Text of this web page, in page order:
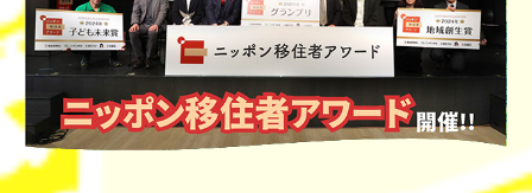
＜選考委員＞
選考委員長 林﨑 理
一般財団法人地域活性化センター 理事長／（公社）ふるさと回
帰・移住交流推進機構（JOIN-FURUSATO）業務執行理事
選考委員
【番組宛にメッセージをくださった群馬県出身の皆さま】
▼山本一太 群馬県知事
相模原市は横浜市、川崎市に次ぐ神奈川第３の都市。
人口72万人を抱える政令都市として、スポーツに親しめるまちづ
くりと子育てしやすい環境整備に注力しています。
今回は相模原市の魅力を伝えるために、相模原スポーツ宣伝大臣
を務める青山学院原晋監督をパーソナリティに、本村相模原市長